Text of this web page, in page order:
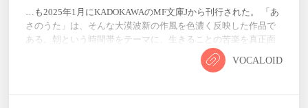
VOCALOID
…も2025年1月にKADOKAWAのMF文庫Jから刊行された。 「あ
さのうた」は、そんな大漠波新の作風を色濃く反映した作品で
ある。朝という時間帯をテーマに、生きることの苦楽を真正面
から描きながらも、最終的には前向きなメッセージを届ける。
楽曲の冒頭で「楽しいことがしたいなら楽しい顔で行きましょ